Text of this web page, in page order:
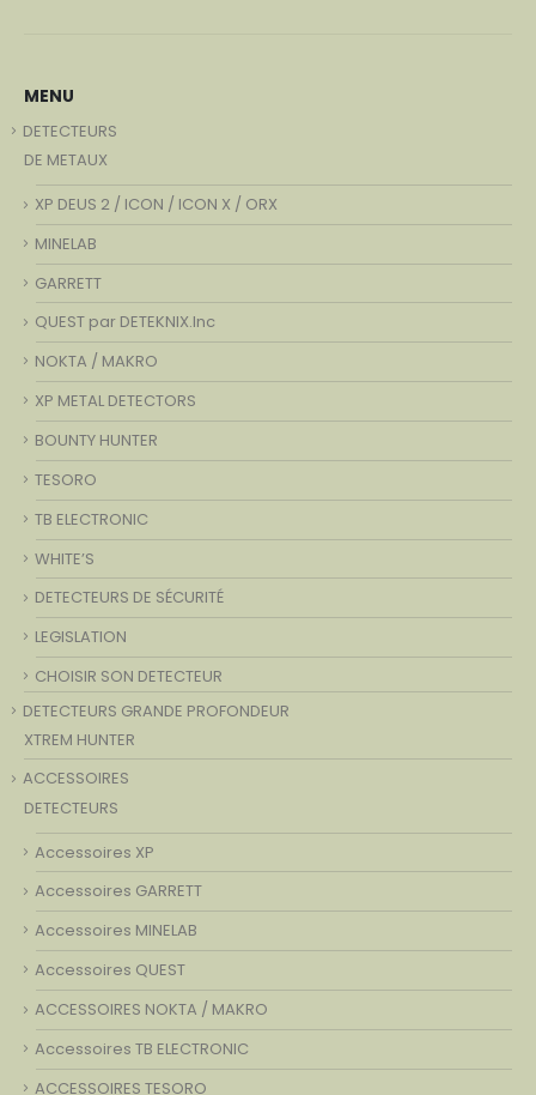
MENU
DETECTEURS
DE METAUX
XP DEUS 2 / ICON / ICON X / ORX
MINELAB
GARRETT
QUEST par DETEKNIX.Inc
NOKTA / MAKRO
XP METAL DETECTORS
BOUNTY HUNTER
TESORO
TB ELECTRONIC
WHITE’S
DETECTEURS DE SÉCURITÉ
LEGISLATION
CHOISIR SON DETECTEUR
DETECTEURS GRANDE PROFONDEUR
XTREM HUNTER
ACCESSOIRES
DETECTEURS
Accessoires XP
Accessoires GARRETT
Accessoires MINELAB
Accessoires QUEST
ACCESSOIRES NOKTA / MAKRO
Accessoires TB ELECTRONIC
ACCESSOIRES TESORO